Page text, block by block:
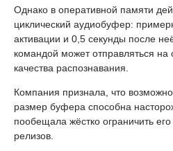
Однако в оперативной памяти
циклический аудиобуфер:
активации и 0,5 секунды после
командой может отправляться на
качества распознавания.
Компания признала, что
размер буфера способна
пообещала жёстко ограничить
релизов.